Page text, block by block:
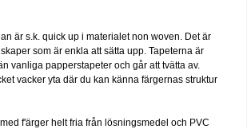
är s.k. quick up i materialet non woven. Det är
som är enkla att sätta upp. Tapeterna är
vanliga papperstapeter och går att tvätta av.
vacker yta där du kan känna färgernas struktur
f'ärger helt fria från lösningsmedel och PVC